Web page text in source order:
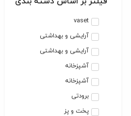
vaset
آرایشی و بهداشتی
آرایشی و بهداشتی
آشپزخانه
آشپزخانه
برودتی
پخت و پز